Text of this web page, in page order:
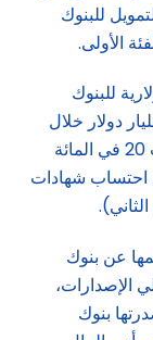
للبنوك
الأولى.
للبنوك
باستثناء شهادات الإيداع، نحو 17.5 مليار دولار خلال
الأشهر الأربعة الأولى من 2026، بزيادة تقارب 20 في المائة
دولار عند احتساب شهادات
عن بنوك
من إجمالي الإصدارات،
بنوك